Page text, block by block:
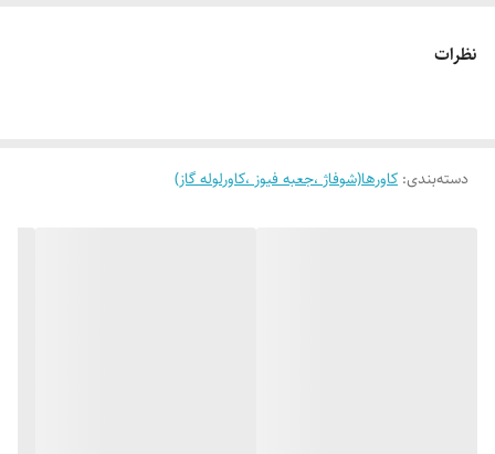
لطفاً پیش از ثبت سفارش، تصاویر کارگاهی هر محصول را بررسی کنید. ثبت
نظرات
دسته‌بندی: کاورها(شوفاژ ،جعبه فیوز ،کاورلوله گاز)